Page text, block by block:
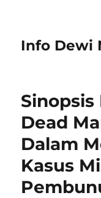
Info Dewi
Sinopsis
Dead
Dalam
Kasus